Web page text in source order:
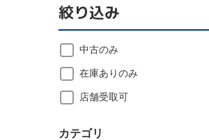
絞り込み
中古のみ
在庫ありのみ
店舗受取可
カテゴリ